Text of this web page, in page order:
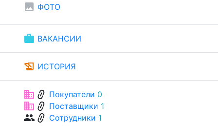
image ФОТО
work ВАКАНСИИ
history_edu ИСТОРИЯ
businesslink Покупатели 0
businesslink Поставщики 1
grouplink Сотрудники 1